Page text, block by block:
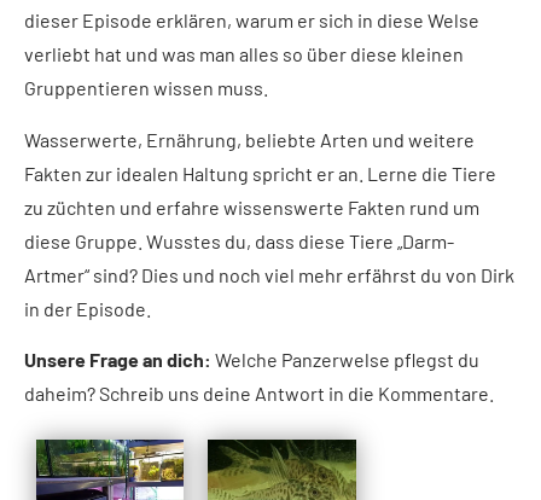
dieser Episode erklären, warum er sich in diese Welse
verliebt hat und was man alles so über diese kleinen
Gruppentieren wissen muss.
Wasserwerte, Ernährung, beliebte Arten und weitere
Fakten zur idealen Haltung spricht er an. Lerne die Tiere
zu züchten und erfahre wissenswerte Fakten rund um
diese Gruppe. Wusstes du, dass diese Tiere „Darm-
Artmer“ sind? Dies und noch viel mehr erfährst du von Dirk
in der Episode.
Unsere Frage an dich: Welche Panzerwelse pflegst du
daheim? Schreib uns deine Antwort in die Kommentare.